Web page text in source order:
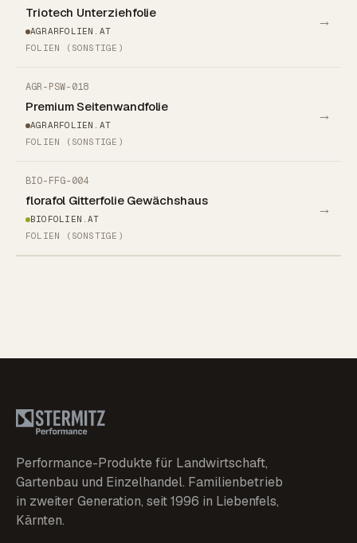
Triotech Unterziehfolie
AGRARFOLIEN.AT
FOLIEN (SONSTIGE)
→
AGR-PSW-018
Premium Seitenwandfolie
AGRARFOLIEN.AT
FOLIEN (SONSTIGE)
→
BIO-FFG-004
florafol Gitterfolie Gewächshaus
BIOFOLIEN.AT
FOLIEN (SONSTIGE)
→
Performance-Produkte für Landwirtschaft,
Gartenbau und Einzelhandel. Familienbetrieb
in zweiter Generation, seit 1996 in Liebenfels,
Kärnten.